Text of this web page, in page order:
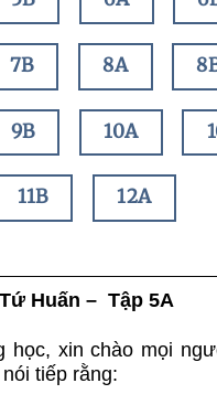
7B 8A
9B 10A
11B 12A
Huấn – Tập 5A
học, xin chào mọi
tiếp rằng: